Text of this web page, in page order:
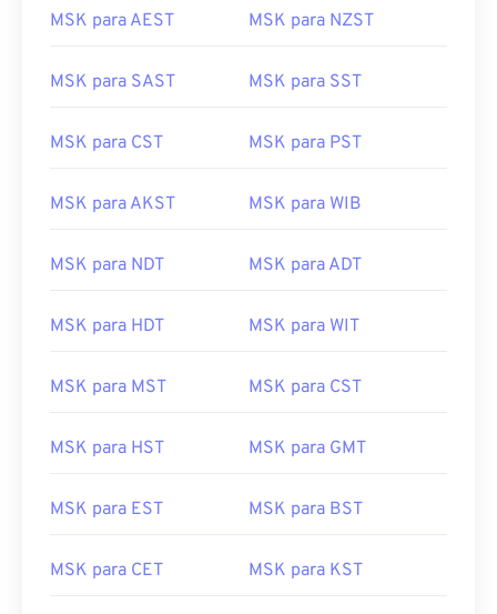
MSK para AEST MSK para NZST
MSK para SAST MSK para SST
MSK para CST MSK para PST
MSK para AKST MSK para WIB
MSK para NDT MSK para ADT
MSK para HDT MSK para WIT
MSK para MST MSK para CST
MSK para HST MSK para GMT
MSK para EST MSK para BST
MSK para CET MSK para KST